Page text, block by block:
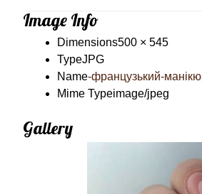
Image Info
Dimensions500 × 545
TypeJPG
Name-французький-
Mime Typeimage/jpeg
Gallery